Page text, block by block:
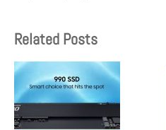
Related Posts